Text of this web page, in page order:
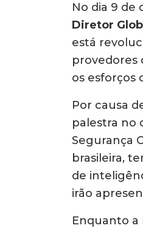
No dia 9 de
Diretor
está
provedores
os esforços
Por causa
palestra no
Segurança
brasileira,
de
irão
Enquanto a